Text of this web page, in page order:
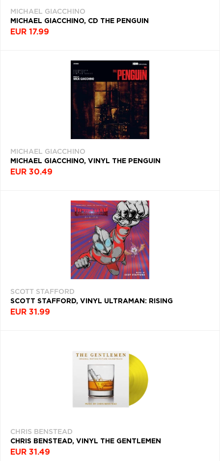
MICHAEL GIACCHINO
MICHAEL GIACCHINO, CD THE PENGUIN
EUR 17.99
MICHAEL GIACCHINO
MICHAEL GIACCHINO, VINYL THE PENGUIN
EUR 30.49
SCOTT STAFFORD
SCOTT STAFFORD, VINYL ULTRAMAN: RISING
EUR 31.99
CHRIS BENSTEAD
CHRIS BENSTEAD, VINYL THE GENTLEMEN
EUR 31.49